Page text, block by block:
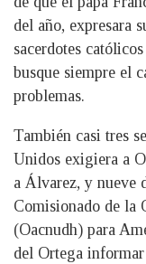
del año, expresara
sacerdotes
busque siempre el
problemas.
También casi tres
Unidos exigiera a
a Álvarez, y nueve
Comisionado de la
(Oacnudh) para
del Ortega